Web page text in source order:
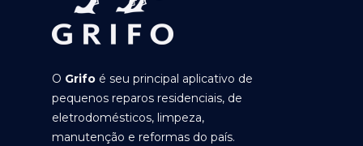
O Grifo é seu principal aplicativo de
pequenos reparos residenciais, de
eletrodomésticos, limpeza,
manutenção e reformas do país.